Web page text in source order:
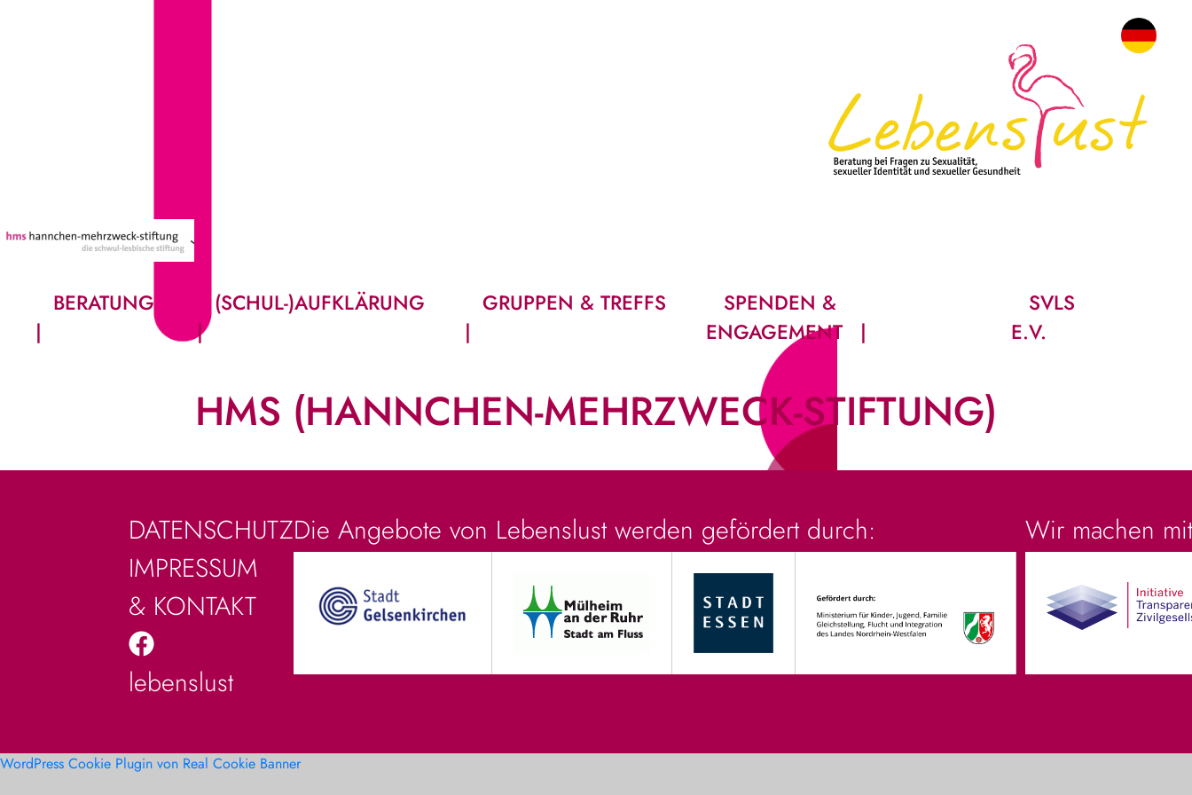
BERATUNG (SCHUL-)AUFKLÄRUNG GRUPPEN & TREFFS
SPENDEN &
ENGAGEMENT
SVLS
E.V.
HMS (HANNCHEN-MEHRZWECK-STIFTUNG)
DATENSCHUTZ
IMPRESSUM
& KONTAKT
lebenslust
Die Angebote von Lebenslust werden gefördert durch: Wir machen
WordPress Cookie Plugin von Real Cookie Banner